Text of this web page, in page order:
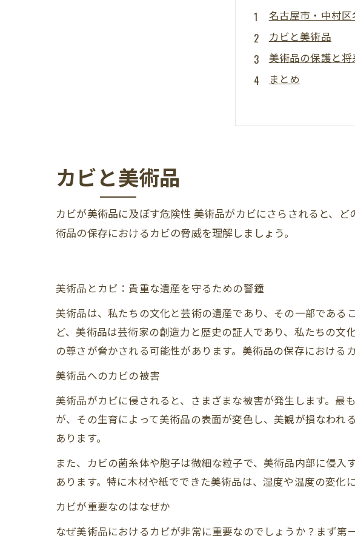
名古屋市・中村
カビと美術品
美術品の保護と
まとめ
カビと美術品
カビが美術品に及ぼす危険性 美術品がカビにさらされると、
術品の保存におけるカビの脅威を理解しましょう。
美術品とカビ：貴重な遺産を守るための警鐘
美術品は、私たちの文化と芸術の遺産であり、その一部であ
ど、美術品は芸術家の創造力と歴史の証人であり、私たちの
の尊さが脅かされる可能性があります。美術品の保存における
美術品へのカビの被害
美術品がカビに侵されると、さまざまな被害が発生します。
が、その生育によって美術品の表面が変色し、美観が損なわ
あります。
また、カビの菌糸体や胞子は微細な粒子で、美術品内部に侵
あります。特に木材や紙でできた美術品は、湿度や温度の変化
カビが重要なのはなぜか
なぜ美術品におけるカビが非常に重要なのでしょうか？まず